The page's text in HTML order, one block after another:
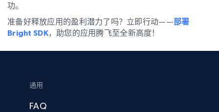
功。
准备好释放应用的盈利潜力了吗？立即行动——部署
Bright SDK，助您的应用腾飞至全新高度！
通用
FAQ